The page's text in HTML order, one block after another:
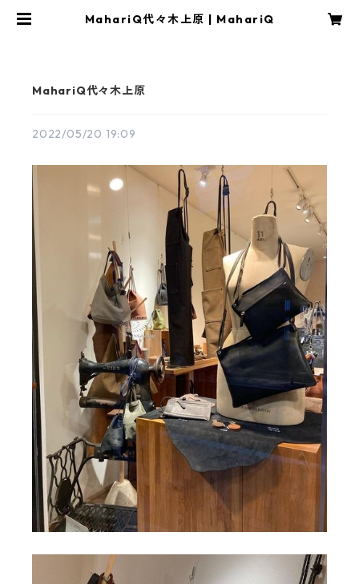
MahariQ代々木上原 | MahariQ
MahariQ代々木上原
2022/05/20 19:09